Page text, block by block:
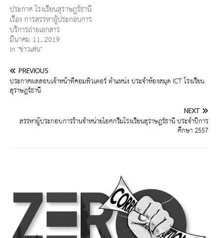
ประกาศ โรงเรียนสุราษฎร์ธานี
เรื่อง การสรรหาผู้ประกอบการ
บริการถ่ายเอกสาร
มีนาคม 11, 2019
In "ข่าวเด่น"
PREVIOUS
ประกาศผลสอบเจ้าหน้าที่คอมพิวเตอร์ ตำแหน่ง ประจำห้องสมุด ICT โรงเรียน
สุราษฎร์ธานี
NEXT
สรรหาผู้ประกอบการร้านจำหน่ายไอศกรีมโรงเรียนสุราษฎร์ธานี ประจำปีการ
ศึกษา 2557